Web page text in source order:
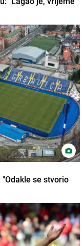
se stvorio